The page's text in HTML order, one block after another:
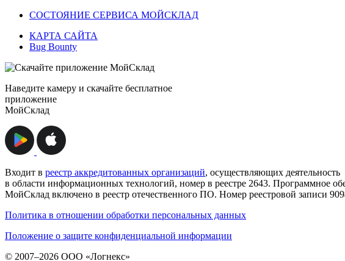
СОСТОЯНИЕ СЕРВИСА МОЙСКЛАД
КАРТА САЙТА
Bug Bounty
Наведите камеру и скачайте бесплатное
приложение
МойСклад
Входит в реестр аккредитованных организаций, осуществляющих деятельность
в области информационных технологий, номер в реестре 2643. Программное
МойСклад включено в реестр отечественного ПО. Номер реестровой записи
Политика в отношении обработки персональных данных
Положение о защите конфиденциальной информации
© 2007–2026 ООО «Логнекс»